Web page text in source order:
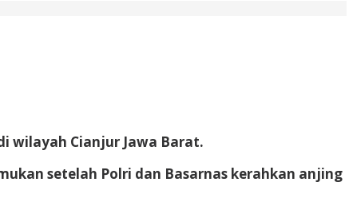
wilayah Cianjur Jawa Barat.
setelah Polri dan Basarnas kerahkan anjing